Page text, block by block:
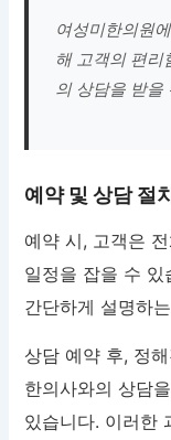
여성미한의원
해 고객의 편리
의 상담을 받을
예약 및 상담 절
예약 시, 고객은
일정을 잡을 수
간단하게 설명하
상담 예약 후, 정
한의사와의 상담
있습니다. 이러한